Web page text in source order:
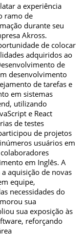
a experiência
ramo de
durante seu
Akross.
de colocar
adquiridos ao
de
desenvolvimento
de tarefas e
em sistemas
utilizando
e React
de testes
de projetos
usuários em
em Inglês. A
aquisição de novas
equipe,
necessidades do
sua
sua exposição às
reforçando